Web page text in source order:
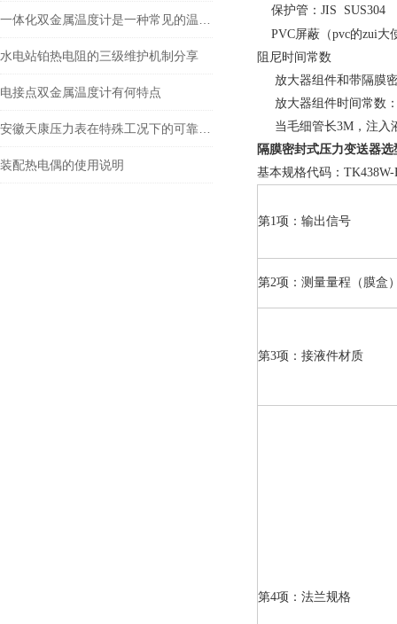
水电站铂热电阻的三级维护机制分享
电接点双金属温度计有何特点
装配热电偶的使用说明
保护管：JIS SUS304
PVC屏蔽（pvc的zui大
阻尼时间常数
放大器组件和带隔膜
放大器组件时间常数
当毛细管长3M，注入
隔膜密封式压力变送器选
基本规格代码：
第1项：输出信号
第2项：测量量程（膜盒
第3项：接液件材质
第4项：法兰规格